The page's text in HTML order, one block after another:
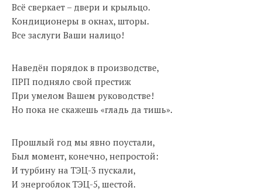
Всё сверкает – двери и крыльцо.
Кондиционеры в окнах, шторы.
Все заслуги Ваши налицо!
Наведён порядок в производстве,
ПРП подняло свой престиж
При умелом Вашем руководстве!
Но пока не скажешь «гладь да тишь».
Прошлый год мы явно поустали,
Был момент, конечно, непростой:
И турбину на ТЭЦ-3 пускали,
И энергоблок ТЭЦ-5, шестой.